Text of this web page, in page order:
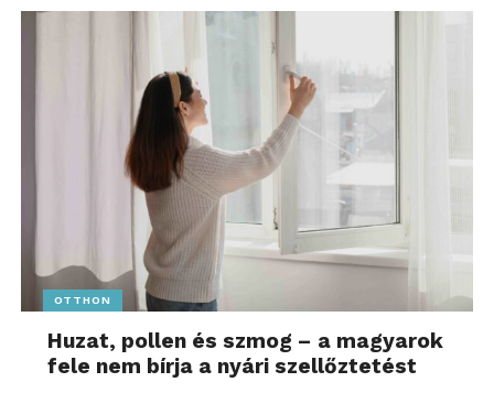
OTTHON
Huzat, pollen és szmog – a magyarok
fele nem bírja a nyári szellőztetést